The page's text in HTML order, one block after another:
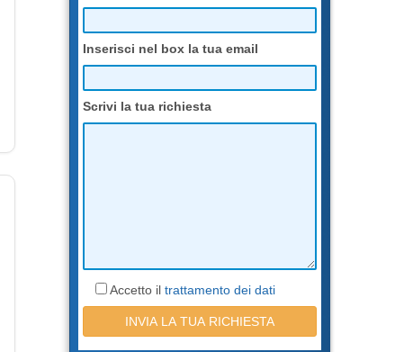
Inserisci nel box la tua email
Scrivi la tua richiesta
Accetto il trattamento dei dati